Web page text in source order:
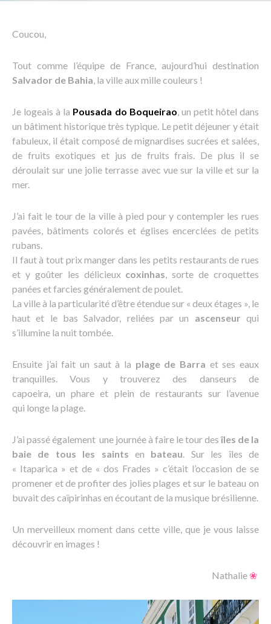
Coucou,
Tout comme l’équipe de France, aujourd’hui destination
Salvador de Bahia, la ville aux mille couleurs !
Je logeais à la Pousada do Boqueirao, un petit hôtel dans
un bâtiment historique très typique. Le petit déjeuner y était
fabuleux, il était composé de mignardises sucrées et salées,
de fruits exotiques et jus de fruits frais. De plus il se
déroulait sur une jolie terrasse avec vue sur la ville et sur la
mer.
J’ai fait le tour de la ville à pied pour y contempler les rues
pavées, bâtiments colorés et églises encerclées de petits
rubans.
Il faut à tout prix manger dans les petits restaurants de rues
et y goûter les délicieux coxinhas, sorte de croquettes
panées et farcies généralement de poulet.
La ville à la particularité d’être étendue sur « deux étages », le
haut et le bas Salvador, reliées par un ascenseur qui
s’illumine la nuit tombée.
Ensuite j’ai fait un saut à la plage de Barra et ses eaux
tranquilles. Vous y trouverez des danseurs de
capoeira, un phare et plein de restaurants sur l’avenue
qui longe la plage.
J’ai passé également une journée à faire le tour desîles de la
baie de tous les saints en bateau. Sur les îles de
« Itaparica » et de « dos Frades » c’était l’occasion de se
promener et de profiter des jolies plages et sur le bateau on
buvait des caïpirinhas en écoutant de la musique brésilienne.
Un merveilleux moment dans cette ville, que je vous laisse
découvrir en images !
Nathalie ❀